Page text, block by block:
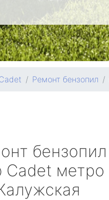
Ремонт бензопил
бензопил
Cadet метро